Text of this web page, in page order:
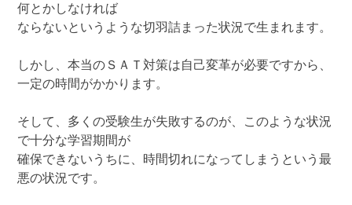
何とかしなければ
ならないというような切羽詰まった状況で生まれます。
しかし、本当のＳＡＴ対策は自己変革が必要ですから、
一定の時間がかかります。
そして、多くの受験生が失敗するのが、このような状況
で十分な学習期間が
確保できないうちに、時間切れになってしまうという最
悪の状況です。